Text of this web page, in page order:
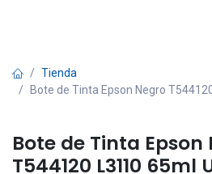
Tienda
Bote de Tinta Epson Negro
Bote de Tinta Epson
T544120 L3110